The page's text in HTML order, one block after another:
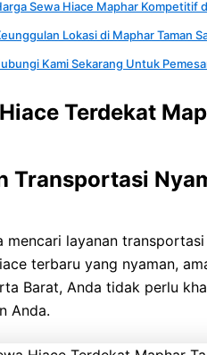
Sewa Hiace Maphar Kompetitif
Lokasi di Maphar Taman
Kami Sekarang Untuk
Terdekat
Transportasi
mencari layanan
terbaru yang nyaman,
Barat, Anda tidak perlu
Anda.